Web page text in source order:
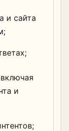
и сайта
и